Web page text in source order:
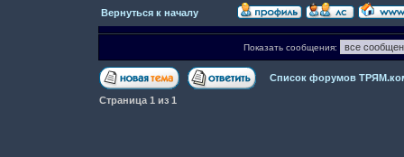
Вернуться к началу
Показать сообщения:
Список форумов
Страница 1 из 1